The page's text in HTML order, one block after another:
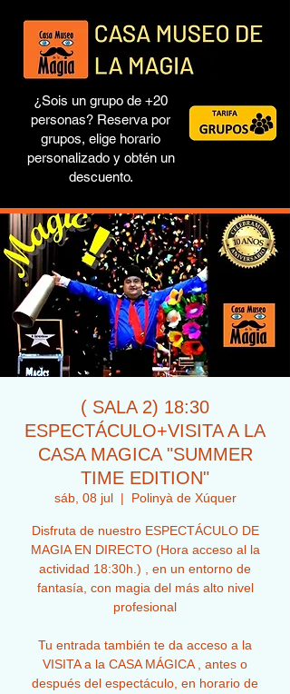
¿Sois un grupo de +20
personas? Reserva por
grupos, elige horario
personalizado y obtén un
descuento.
( SALA 2) 18:30
ESPECTÁCULO+VISITA A LA
CASA MAGICA "SUMMER
TIME EDITION"
sáb, 08 jul
  |
Polinyà de Xúquer
Disfruta de nuestro ESPECTÁCULO DE
MAGIA EN DIRECTO (Hora acceso al la
actividad 18:30h.) , en un entorno de
fantasía, con magia del más alto nivel
profesional
Tu entrada también te da acceso a la
VISITA a la CASA MÁGICA , antes o
después del espectáculo, en horario de